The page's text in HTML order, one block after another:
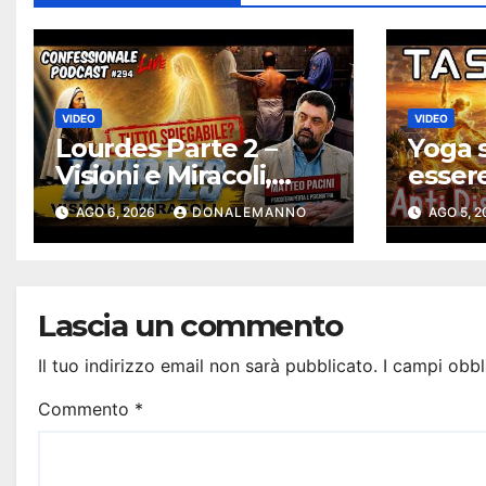
VIDEO
Lourdes Parte 2 –
Visioni e Miracoli,
tutto spiegabile? |
Debunking |
AGO 6, 2026 DONALEMANNO
VIDEO
Yoga
solari
AGO 5,
Lascia un commento
Il tuo indirizzo email non sarà pubblicato. I campi
Commento *